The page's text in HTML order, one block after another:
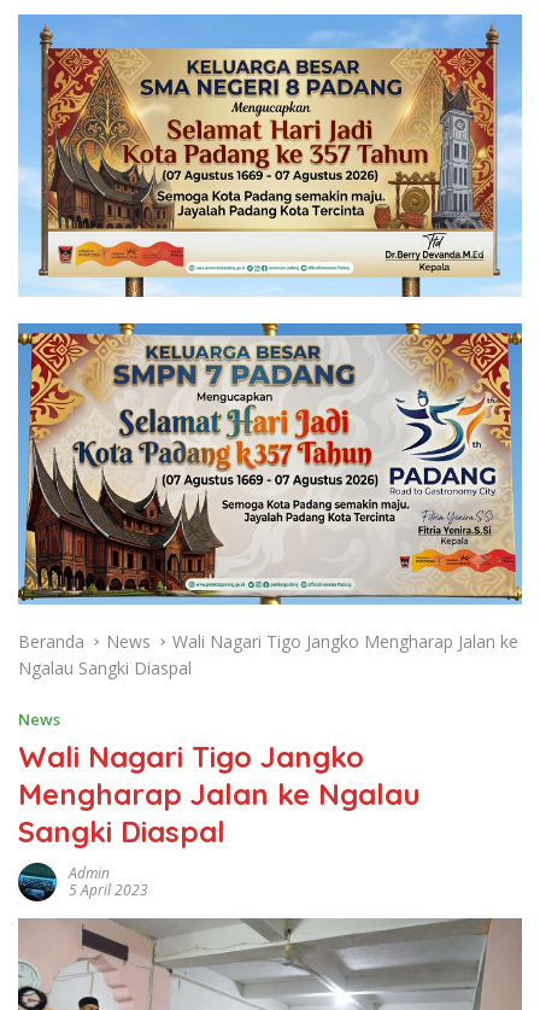
Beranda News
Wali Nagari Tigo Jangko Mengharap Jalan ke
Ngalau Sangki Diaspal
News
Wali Nagari Tigo Jangko
Mengharap Jalan ke Ngalau
Sangki Diaspal
Admin
5 April 2023